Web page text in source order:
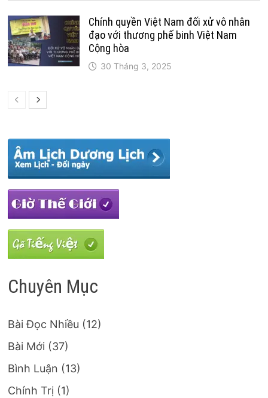
Chính quyền Việt Nam đối xử vô nhân
đạo với thương phế binh Việt Nam
Cộng hòa
30 Tháng 3, 2025
Chuyên Mục
Bài Đọc Nhiều (12)
Bài Mới (37)
Bình Luận (13)
Chính Trị (1)